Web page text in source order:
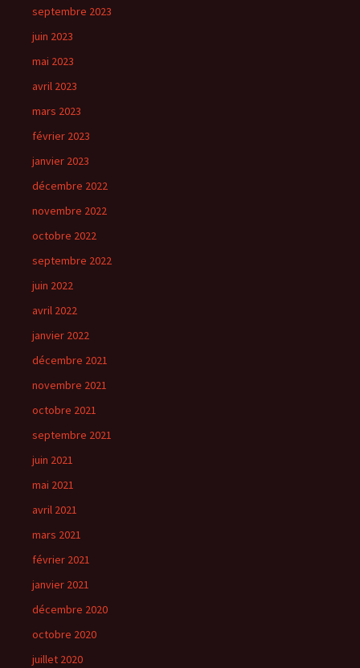
septembre 2023
juin 2023
mai 2023
avril 2023
mars 2023
février 2023
janvier 2023
décembre 2022
novembre 2022
octobre 2022
septembre 2022
juin 2022
avril 2022
janvier 2022
décembre 2021
novembre 2021
octobre 2021
septembre 2021
juin 2021
mai 2021
avril 2021
mars 2021
février 2021
janvier 2021
décembre 2020
octobre 2020
juillet 2020